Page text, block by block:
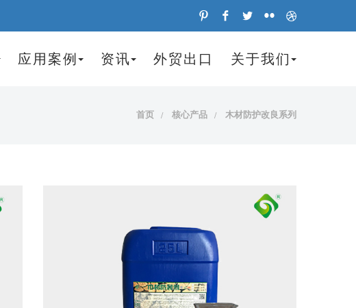
应用案例 资讯 外贸出口 关于我们
首页 核心产品 木材防护改良系列